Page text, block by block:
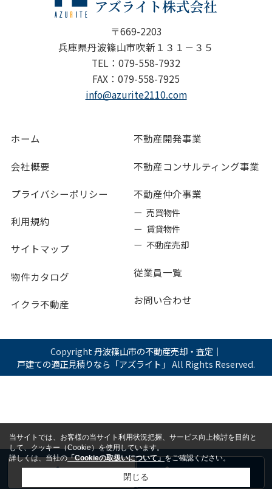
〒669-2203
兵庫県丹波篠山市吹新１３１－３５
TEL：079-558-7932
FAX：079-558-7925
info@azurite2110.com
ホーム
会社概要
プライバシーポリシー
利用規約
サイトマップ
物件カタログ
イクラ不動産
不動産開発事業
不動産コンサルティング事業
不動産仲介事業
ー 売買物件
ー 賃貸物件
ー 不動産売却
従業員一覧
お問い合わせ
Copyright丹波篠山市の不動産売却・査定｜
戸建ての適正見積りなら「アズライト」 All Rights Reserved.
電話 お問い合わせ
当サイトでは、お客様の当サイト利用状況把握、サービス向上検討を目的と
して、クッキー（Cookie）を使用しています。
詳しくは、当社の「Cookieの取扱いについて」をご確認ください。
閉じる